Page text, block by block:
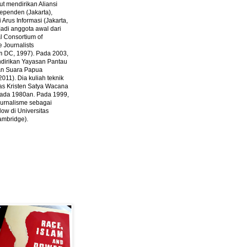
mendirikan Aliansi
(Jakarta),
Arus Informasi (Jakarta,
anggota awal dari
Consortium of
Journalists
DC, 1997). Pada 2003,
Yayasan Pantau
Suara Papua
Dia kuliah teknik
Kristen Satya Wacana
1980an. Pada 1999,
sebagai
di Universitas